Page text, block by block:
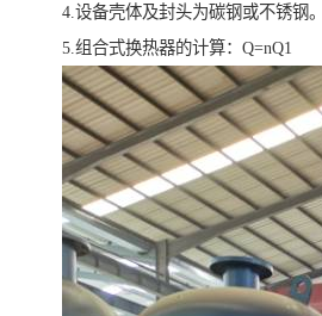
4.设备壳体及封头为碳钢或不锈钢。
5.组合式换热器的计算：Q=nQ1